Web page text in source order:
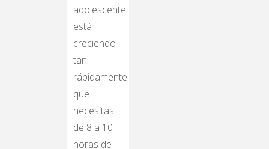
adolescente
está
creciendo
tan
rápidamente
que
necesitas
de 8 a 10
horas de